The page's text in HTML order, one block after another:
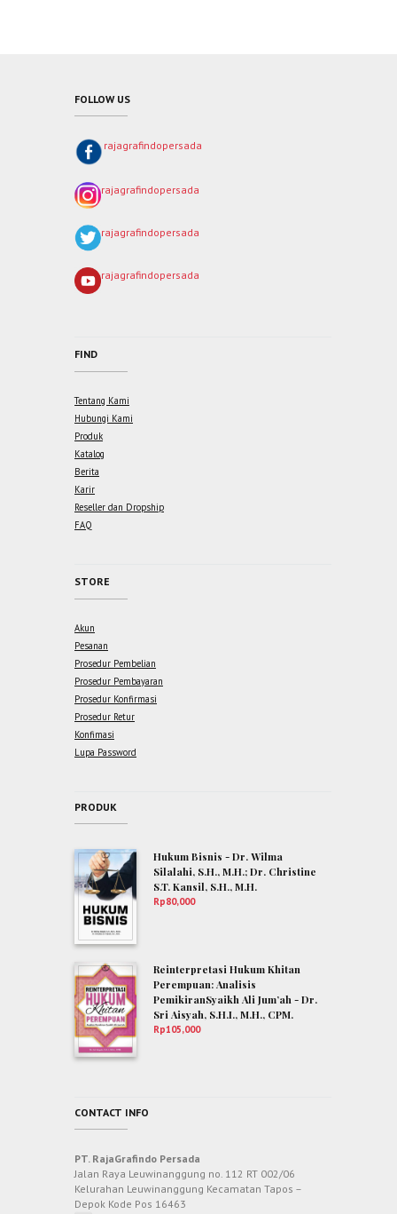
FOLLOW US
rajagrafindopersada
rajagrafindopersada
rajagrafindopersada
rajagrafindopersada
FIND
Tentang Kami
Hubungi Kami
Produk
Katalog
Berita
Karir
Reseller dan Dropship
FAQ
STORE
Akun
Pesanan
Prosedur Pembelian
Prosedur Pembayaran
Prosedur Konfirmasi
Prosedur Retur
Konfimasi
Lupa Password
PRODUK
Hukum Bisnis - Dr. Wilma
Silalahi, S.H., M.H.; Dr. Christine
S.T. Kansil, S.H., M.H.
Rp80,000
Reinterpretasi Hukum Khitan
Perempuan: Analisis
PemikiranSyaikh Ali Jum’ah - Dr.
Sri Aisyah, S.H.I., M.H., CPM.
Rp105,000
CONTACT INFO
PT. RajaGrafindo Persada
Jalan Raya Leuwinanggung no. 112 RT 002/06
Kelurahan Leuwinanggung Kecamatan Tapos –
Depok Kode Pos 16463